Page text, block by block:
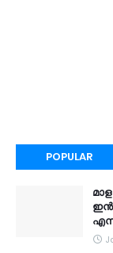
POPULAR